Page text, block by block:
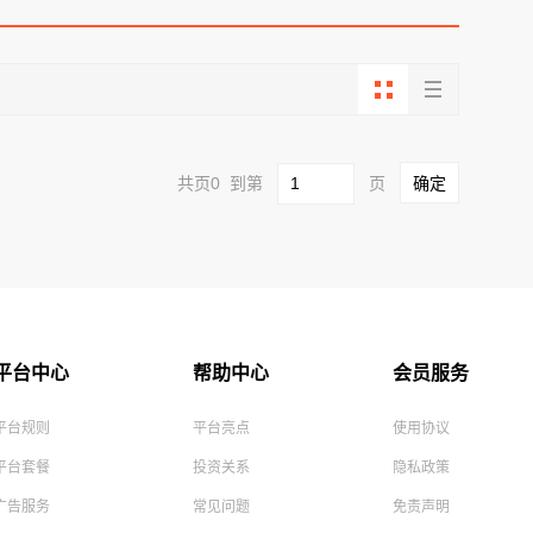
共页0 到第 页
台中心
台规则
台套餐
告服务
帮助中心
平台亮点
投资关系
常见问题
会员服务
使用协议
隐私政策
免责声明